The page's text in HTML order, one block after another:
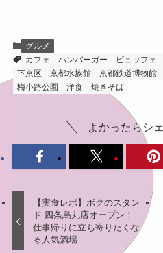
グルメ
カフェ
ハンバーガー ビュッフェ
下京区
京都水族館 京都鉄道博物館
梅小路公園
洋食 焼きそば
よかったらシ
【実食レポ】ボクのスタン
ド 四条烏丸店オープン！
仕事帰りに立ち寄りたくな
る人気酒場